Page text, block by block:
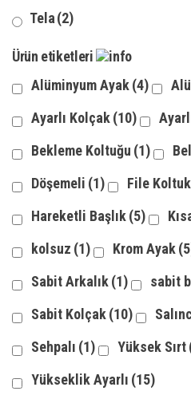
Tela(2)
Ürün etiketleri
Alüminyum Ayak(4)
Ayarlı Kolçak(10)
Bekleme Koltuğu (1)
Döşemeli (1) File Koltuk
Hareketli Başlık(5)
kolsuz (1) Krom Ayak
Sabit Arkalık(1) sabit
Sabit Kolçak(10)
Sehpalı (1) Yüksek Sırt
Yükseklik Ayarlı (15)